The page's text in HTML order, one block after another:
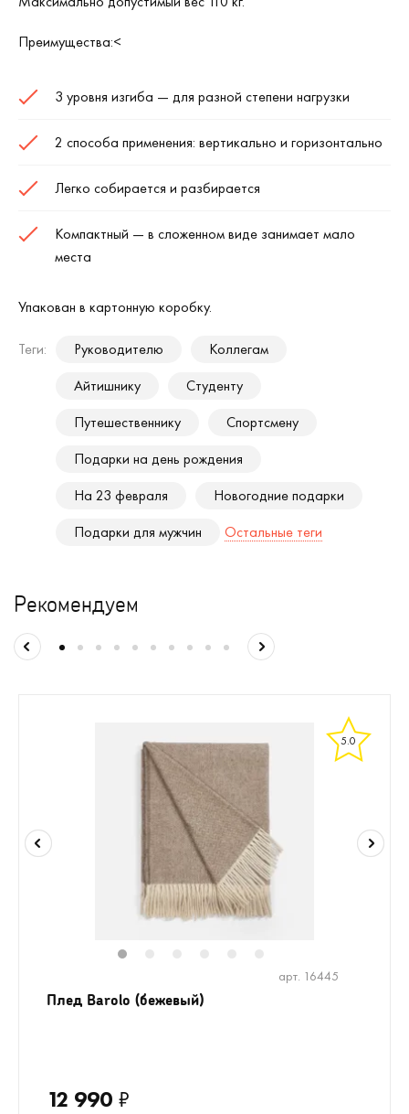
Преимущества:<
3 уровня изгиба — для разной степени нагрузки
2 способа применения: вертикально и горизонтально
Легко собирается и разбирается
Компактный — в сложенном виде занимает мало
места
Упакован в картонную коробку.
Теги: Руководителю
Коллегам
Айтишнику
Студенту
Путешественнику
Спортсмену
Подарки на день рождения
На 23 февраля
Новогодние подарки
Подарки для мужчин
Остальные теги
Рекомендуем
5.0
арт. 16445
Плед Barolo (бежевый)
12 990 ₽